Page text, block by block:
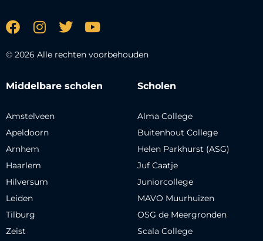
© 2026 Alle rechten voorbehouden
Middelbare scholen
Amstelveen
Apeldoorn
Arnhem
Haarlem
Hilversum
Leiden
Tilburg
Zeist
Scholen
Alma College
Buitenhout College
Helen Parkhurst (ASG)
Juf Caatje
Juniorcollege
MAVO Muurhuizen
OSG de Meergronden
Scala College